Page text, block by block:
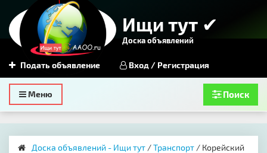
Ищи тут ✔
Доска объявлений
Подать объявление Вход / Регистрация
Toggle
navigation
Меню Поиск
Доска объявлений - Ищи тут /Транспорт / Корейский